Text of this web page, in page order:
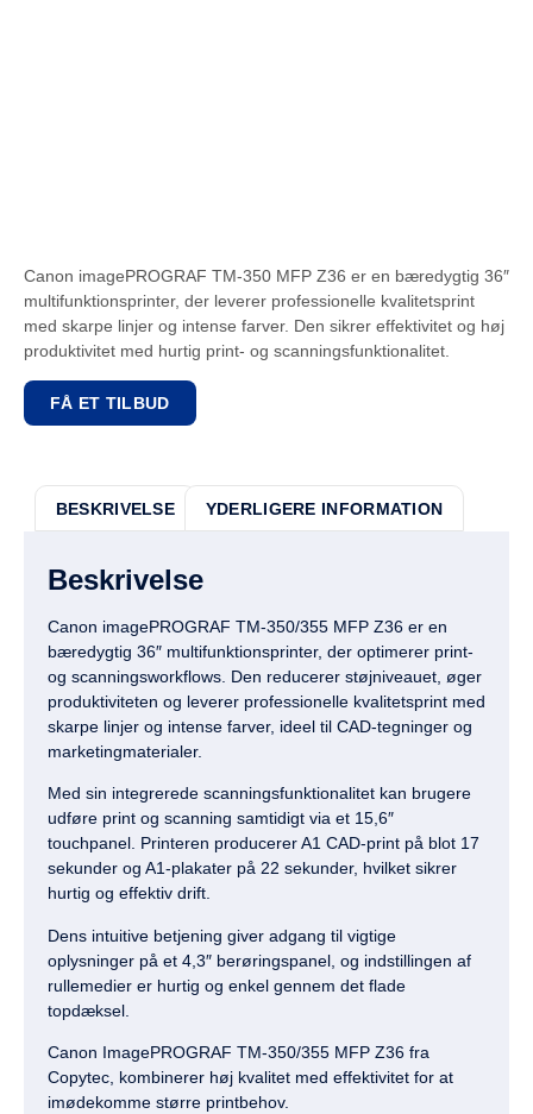
Canon imagePROGRAF TM-350 MFP Z36 er en bæredygtig 36″
multifunktionsprinter, der leverer professionelle kvalitetsprint
med skarpe linjer og intense farver. Den sikrer effektivitet og høj
produktivitet med hurtig print- og scanningsfunktionalitet.
FÅ ET TILBUD
BESKRIVELSE YDERLIGERE INFORMATION
Beskrivelse
Canon imagePROGRAF TM-350/355 MFP Z36 er en
bæredygtig 36″ multifunktionsprinter, der optimerer print-
og scanningsworkflows. Den reducerer støjniveauet, øger
produktiviteten og leverer professionelle kvalitetsprint med
skarpe linjer og intense farver, ideel til CAD-tegninger og
marketingmaterialer.
Med sin integrerede scanningsfunktionalitet kan brugere
udføre print og scanning samtidigt via et 15,6″
touchpanel . Printeren producerer A1 CAD-print på blot 17
sekunder og A1-plakater på 22 sekunder, hvilket sikrer
hurtig og effektiv drift.
Dens intuitive betjening giver adgang til vigtige
oplysninger på et 4,3″ berøringspanel, og indstillingen af
rullemedier er hurtig og enkel gennem det flade
topdæksel.
Canon ImagePROGRAF TM-350/355 MFP Z36 fra
Copytec, kombinerer høj kvalitet med effektivitet for at
imødekomme større printbehov.